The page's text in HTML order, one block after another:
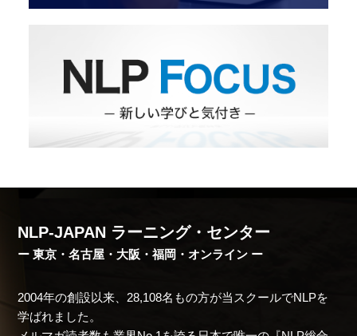
NLP-JAPAN ラーニング・センター
ー 東京・名古屋・大阪・福岡・オンライン ー
2004年の創設以来、28,108名もの方が当スクールでNLPを
学ばれました。